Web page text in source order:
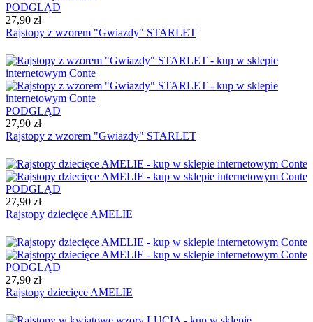
PODGLĄD
27,90 zł
Rajstopy z wzorem "Gwiazdy" STARLET
PODGLĄD
27,90 zł
Rajstopy z wzorem "Gwiazdy" STARLET
PODGLĄD
27,90 zł
Rajstopy dziecięce AMELIE
PODGLĄD
27,90 zł
Rajstopy dziecięce AMELIE